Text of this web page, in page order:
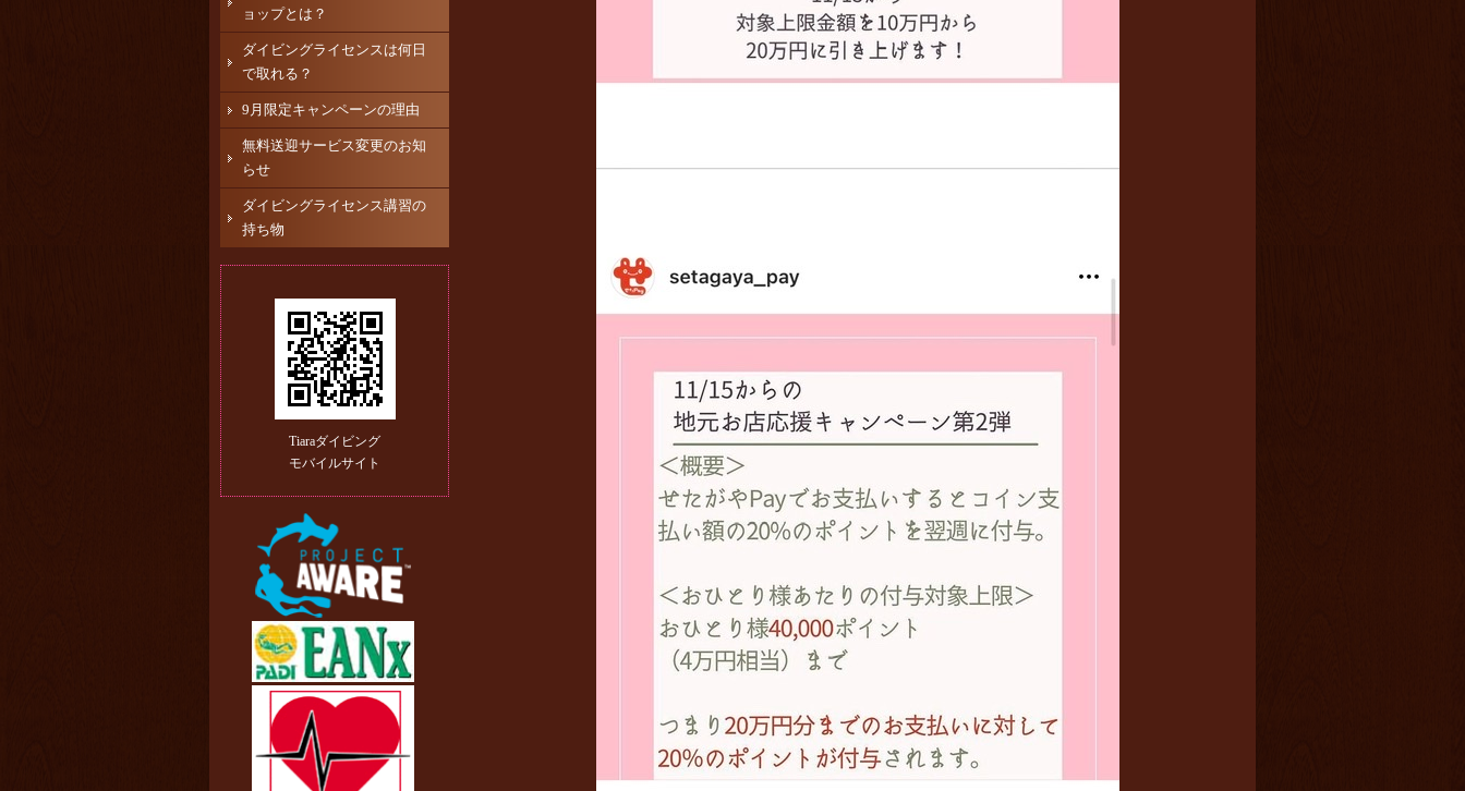
ョップとは？
ダイビングライセンスは何日
で取れる？
9月限定キャンペーンの理由
無料送迎サービス変更のお知
らせ
ダイビングライセンス講習の
持ち物
Tiaraダイビング
モバイルサイト